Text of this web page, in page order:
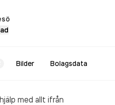
Bilder Bolagsdata
med allt ifrån